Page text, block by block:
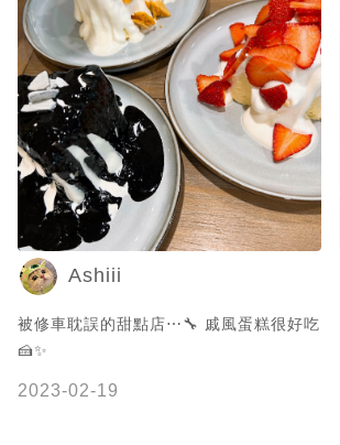
Ashiii
被修車耽誤的甜點店⋯🔧 戚風蛋糕很好吃
🍰✨
2023-02-19